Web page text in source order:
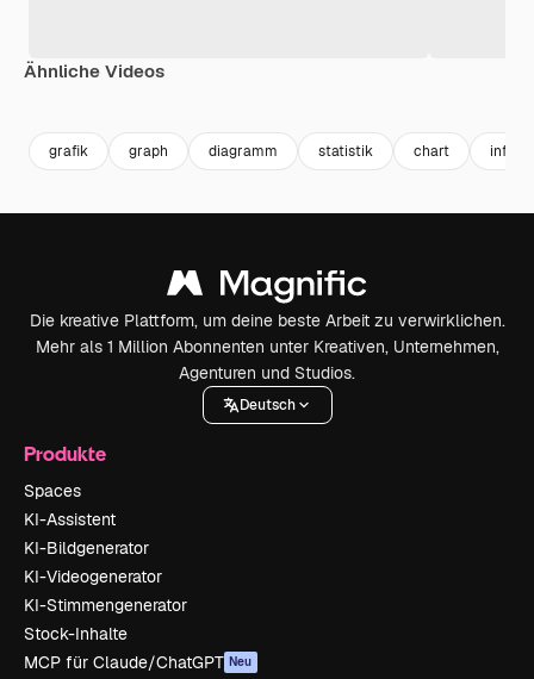
Ähnliche Videos
grafik graph diagramm statistik chart
Die kreative Plattform, um deine beste Arbeit zu verwirklichen.
Mehr als 1 Million Abonnenten unter Kreativen, Unternehmen,
Agenturen und Studios.
Deutsch
Produkte
Spaces
KI-Assistent
KI-Bildgenerator
KI-Videogenerator
KI-Stimmengenerator
Stock-Inhalte
MCP für Claude/ChatGPT Neu